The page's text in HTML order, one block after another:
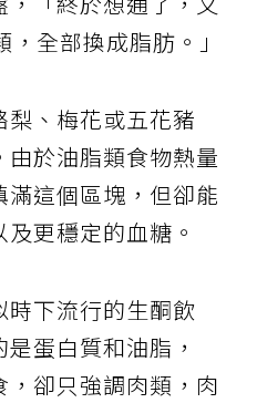
全部換成脂肪。」
、梅花或五花豬
於油脂類食物熱量
這個區塊，但卻能
更穩定的血糖。
下流行的生酮飲
蛋白質和油脂，
，卻只強調肉類，肉